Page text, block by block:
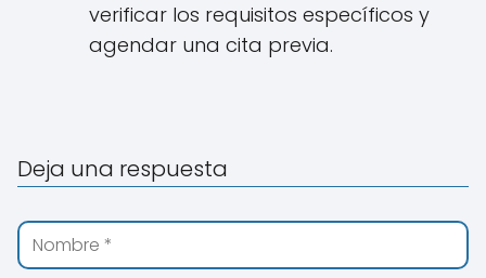
verificar los requisitos específicos y
agendar una cita previa.
Deja una respuesta